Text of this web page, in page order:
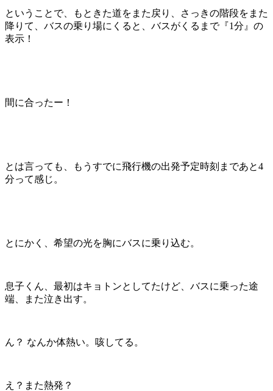
ということで、もときた道をまた戻り、さっきの階段をまた
降りて、バスの乗り場にくると、バスがくるまで『1分』の
表示！
間に合ったー！
とは言っても、もうすでに飛行機の出発予定時刻まであと4
分って感じ。
とにかく、希望の光を胸にバスに乗り込む。
息子くん、最初はキョトンとしてたけど、バスに乗った途
端、また泣き出す。
ん？ なんか体熱い。咳してる。
え？また熱発？